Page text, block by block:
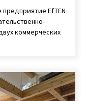
EfTEN
коммерческих